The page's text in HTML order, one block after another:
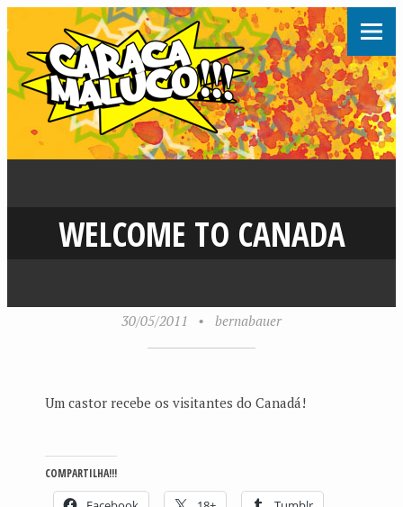
WELCOME TO CANADA
30/05/2011 • bernabauer
Um castor recebe os visitantes do Canadá!
COMPARTILHA!!!